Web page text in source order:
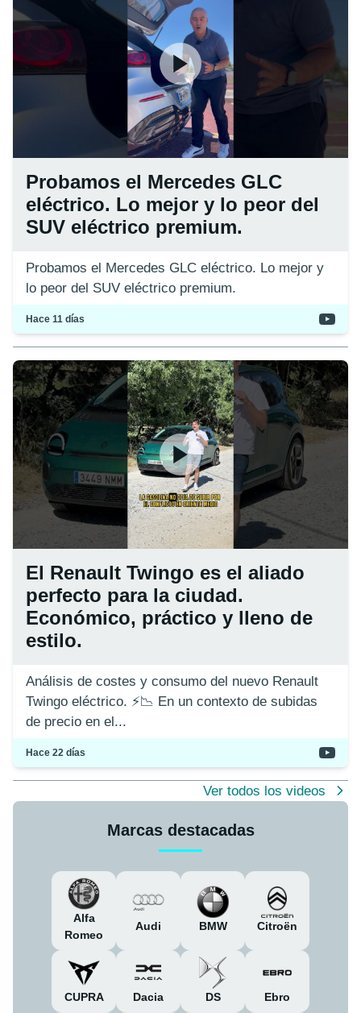
Probamos el Mercedes GLC
eléctrico. Lo mejor y lo peor del
SUV eléctrico premium.
Probamos el Mercedes GLC eléctrico. Lo mejor y
lo peor del SUV eléctrico premium.
Hace 11 días
El Renault Twingo es el aliado
perfecto para la ciudad.
Económico, práctico y lleno de
estilo.
Análisis de costes y consumo del nuevo Renault
Twingo eléctrico. ⚡️📉 En un contexto de subidas
de precio en el...
Hace 22 días
Ver todos los videos
Marcas destacadas
Alfa
Romeo
Audi BMW Citroën
CUPRA Dacia DS Ebro